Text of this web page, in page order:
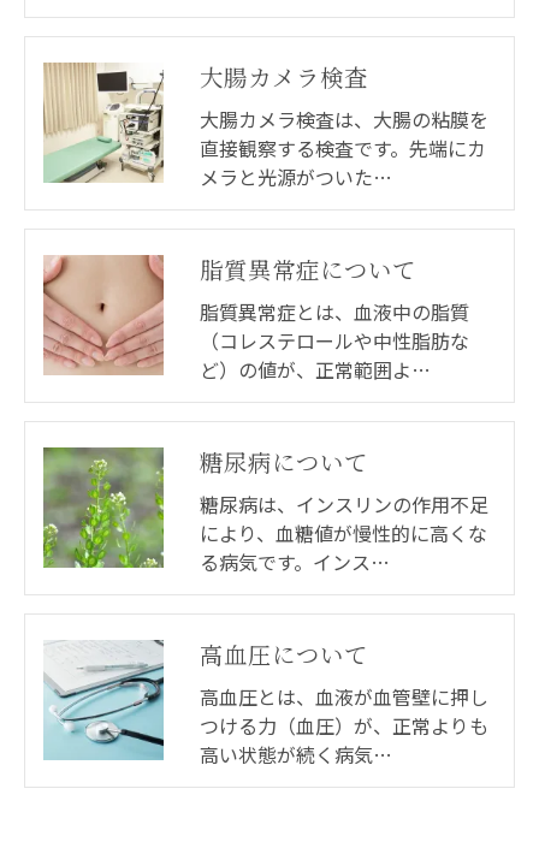
大腸カメラ検査
大腸カメラ検査は、大腸の粘膜を
直接観察する検査です。先端にカ
メラと光源がついた…
脂質異常症について
脂質異常症とは、血液中の脂質
（コレステロールや中性脂肪な
ど）の値が、正常範囲よ…
糖尿病について
糖尿病は、インスリンの作用不足
により、血糖値が慢性的に高くな
る病気です。インス…
高血圧について
高血圧とは、血液が血管壁に押し
つける力（血圧）が、正常よりも
高い状態が続く病気…